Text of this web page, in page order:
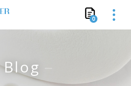
0
Blog